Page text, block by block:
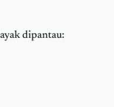
dipantau: